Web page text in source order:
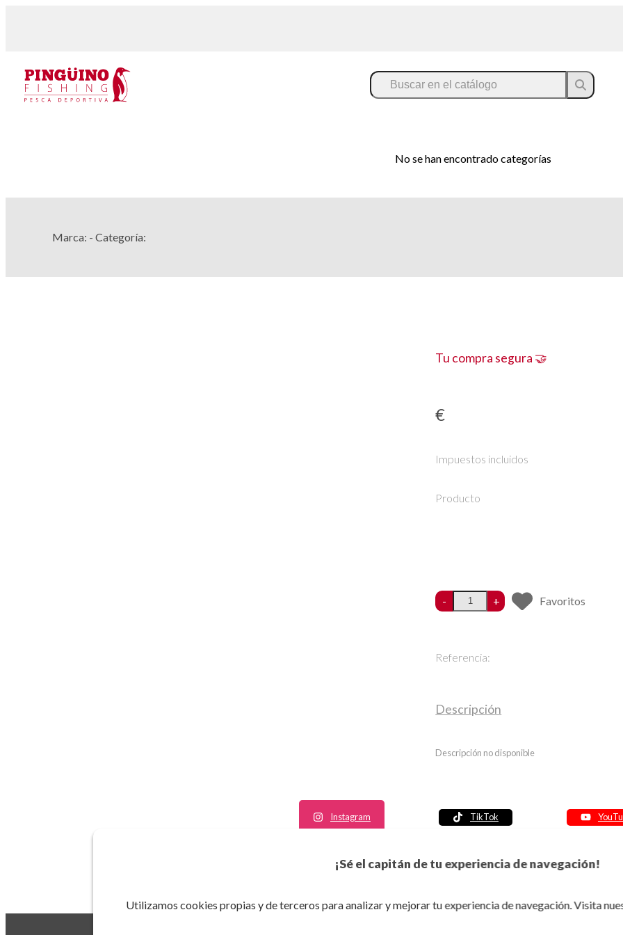
¡Sé el capitán de tu experiencia de navegación!
Utilizamos cookies propias y de terceros para analizar y mejorar tu experiencia de navegación. Visita
No se han encontrado categorías
Marca: - Categoría:
Tu compra segura 🤝
€
Impuestos incluidos
Producto
- + Favoritos
Referencia:
Descripción
Descripción no disponible
Instagram TikTok
Política de seguridad